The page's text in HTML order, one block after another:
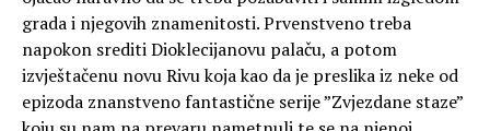
grada i njegovih znamenitosti. Prvenstveno treba
napokon srediti Dioklecijanovu palaču, a potom
izvještačenu novu Rivu koja kao da je preslika iz neke od
epizoda znanstveno fantastične serije ”Zvjezdane staze”